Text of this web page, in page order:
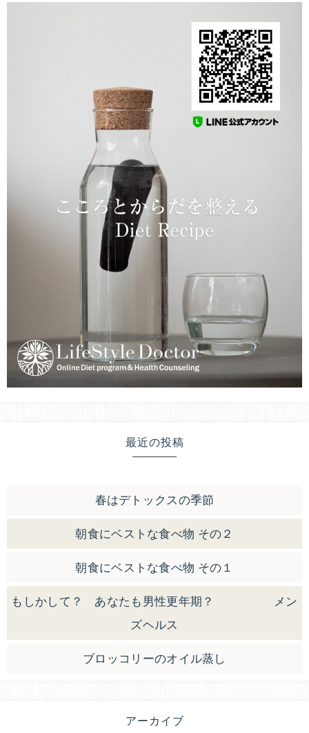
最近の投稿
春はデトックスの季節
朝食にベストな食べ物 その２
朝食にベストな食べ物 その１
もしかして？ あなたも男性更年期？ メン
ズヘルス
ブロッコリーのオイル蒸し
アーカイブ